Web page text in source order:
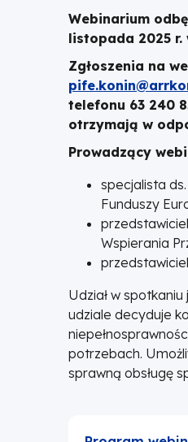
Webinarium
listopada 2025 r.
Zgłoszenia na
telefonu 63 240
otrzymają w
Prowadzący
specjalista
Funduszy
Wspierania
Udział w
udziale decyduje
potrzebach.
sprawną obsługę